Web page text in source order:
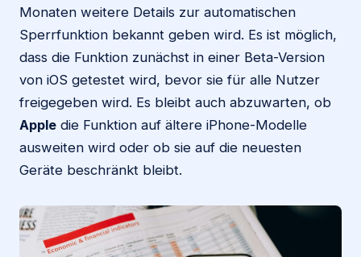
Monaten weitere Details zur automatischen
Sperrfunktion bekannt geben wird. Es ist möglich,
dass die Funktion zunächst in einer Beta-Version
von iOS getestet wird, bevor sie für alle Nutzer
freigegeben wird. Es bleibt auch abzuwarten, ob
Apple die Funktion auf ältere iPhone-Modelle
ausweiten wird oder ob sie auf die neuesten
Geräte beschränkt bleibt.